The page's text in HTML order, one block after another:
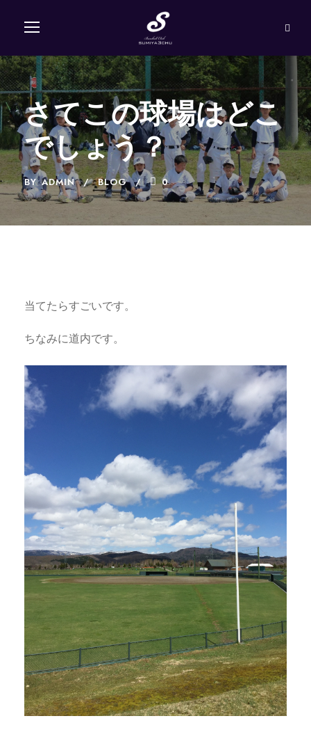
さてこの球場はどこ
でしょう？
BY ADMIN BLOG 0
当てたらすごいです。
ちなみに道内です。